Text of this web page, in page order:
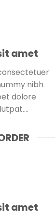
amet
nibh
dolore
amet